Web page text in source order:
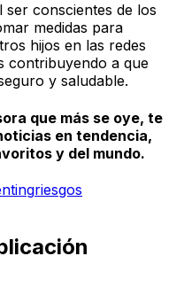
conscientes de los
medidas para
hijos en las redes
contribuyendo a que
y saludable.
que más se oye, te
en tendencia,
y del mundo.
riesgos